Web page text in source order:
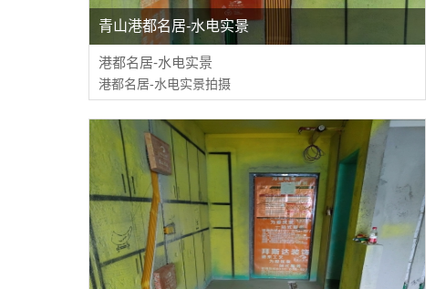
青山港都名居-水电实景
港都名居-水电实景
港都名居-水电实景拍摄